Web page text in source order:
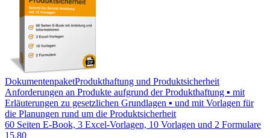
DokumentenpaketProdukthaftung und Produktsicherheit
Anforderungen an Produkte aufgrund der Produkthaftung ▪ mit
Erläuterungen zu gesetzlichen Grundlagen ▪ und mit Vorlagen für
die Planungen rund um die Produktsicherheit
60 Seiten E-Book, 3 Excel-Vorlagen, 10 Vorlagen und 2 Formulare
15,80